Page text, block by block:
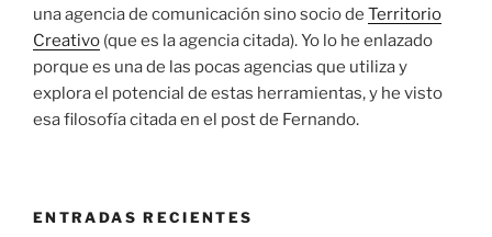
una agencia de comunicación sino socio de Territorio
Creativo (que es la agencia citada). Yo lo he enlazado
porque es una de las pocas agencias que utiliza y
explora el potencial de estas herramientas, y he visto
esa filosofía citada en el post de Fernando.
ENTRADAS RECIENTES